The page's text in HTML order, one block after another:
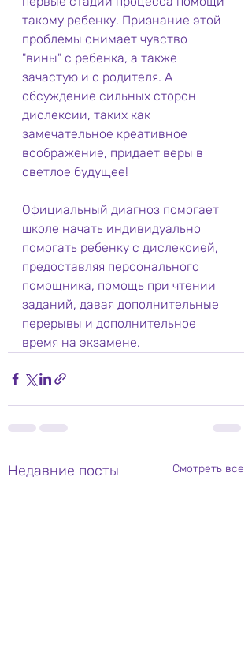
такому ребенку. Признание этой
проблемы снимает чувство
"вины" с ребенка, а также
зачастую и с родителя. А
обсуждение сильных сторон
дислексии, таких как
замечательное креативное
воображение, придает веры в
светлое будущее!
Официальный диагноз помогает
школе начать индивидуально
помогать ребенку с дислексией,
предоставляя персонального
помощника, помощь при чтении
заданий, давая дополнительные
перерывы и дополнительное
время на экзамене.
Недавние посты Смотреть все